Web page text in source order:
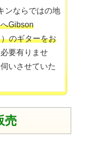
ンならではの地
Gibson
のギターをお
要有りませ
いさせていた
売